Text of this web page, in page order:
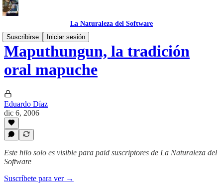
La Naturaleza del Software
Suscribirse
Iniciar sesión
Maputhungun, la tradición
oral mapuche
Eduardo Díaz
dic 6, 2006
Este hilo solo es visible para paid suscriptores de La Naturaleza del
Software
Suscríbete para ver →